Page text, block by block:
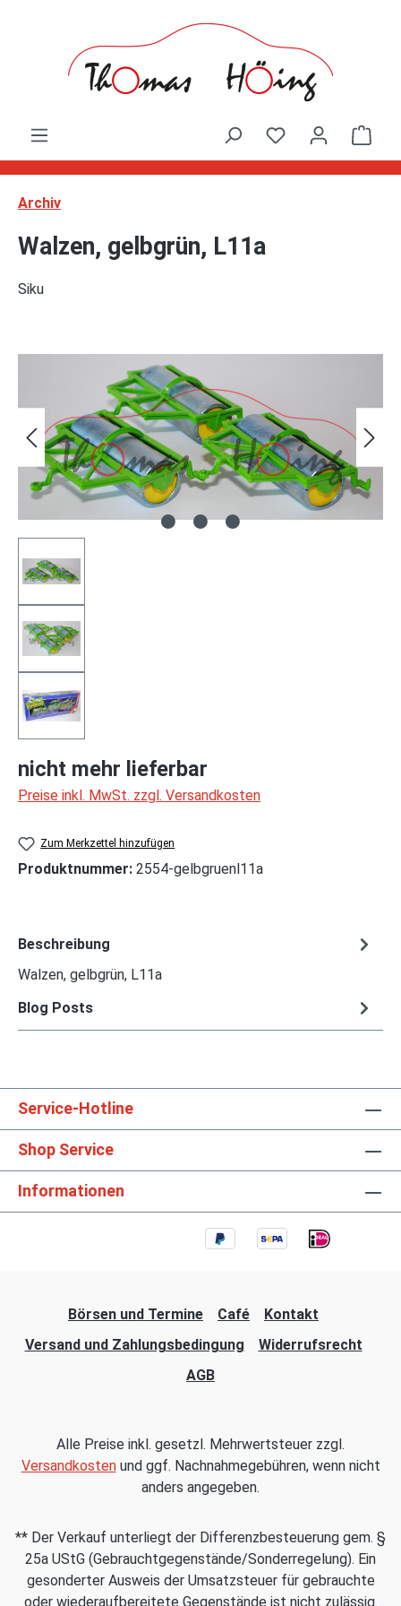
Archiv
Walzen, gelbgrün, L11a
Siku
nicht mehr lieferbar
Preise inkl. MwSt. zzgl. Versandkosten
Zum Merkzettel hinzufügen
Produktnummer: 2554-gelbgruenl11a
Beschreibung
Walzen, gelbgrün, L11a
Blog Posts
Service-Hotline
Shop Service
Informationen
Börsen und Termine Café
Kontakt
Versand und Zahlungsbedingung
Widerrufsrecht
AGB
Alle Preise inkl. gesetzl. Mehrwertsteuer zzgl.
Versandkostenund ggf. Nachnahmegebühren, wenn nicht
anders angegeben.
** Der Verkauf unterliegt der Differenzbesteuerung gem. §
25a UStG (Gebrauchtgegenstände/Sonderregelung). Ein
gesonderter Ausweis der Umsatzsteuer für gebrauchte
oder wiederaufbereitete Gegenstände ist nicht zulässig.